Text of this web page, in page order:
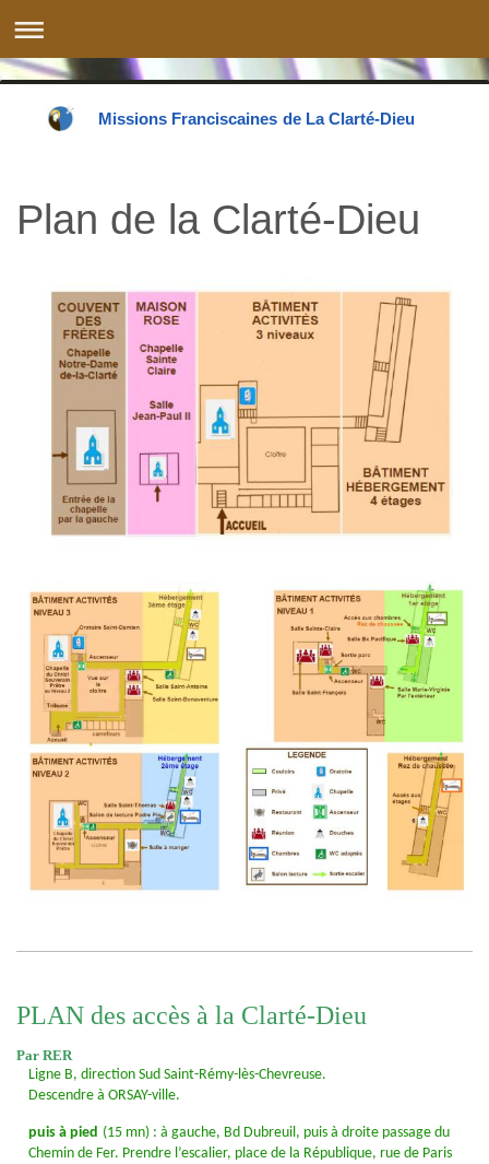
Missions Franciscaines de La Clarté-Dieu
Plan de la Clarté-Dieu
PLAN des accès à la Clarté-Dieu
Par RER
Ligne B, direction Sud Saint-Rémy-lès-Chevreuse.
Descendre à ORSAY-ville.
puis à pied (15 mn) : à gauche, Bd Dubreuil, puis à droite passage du
Chemin de Fer. Prendre l’escalier, place de la République, rue de Paris